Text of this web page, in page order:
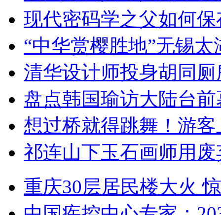
现代密码学之父如何
“中华赏樱胜地”无锡
清华设计师投身胡同
盘点韩国瑜访大陆台
想过桥就得跳舞！游客
祁连山下玉石画师用
重庆30层居民楼大火